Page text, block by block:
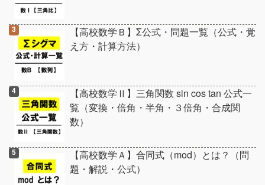
【高校数学Ｂ】Σ公式・問題一覧（公式・覚
え方・計算方法）
【高校数学Ⅱ】三角関数 sin cos tan 公式一
覧（変換・倍角・半角・３倍角・合成関
数）
【高校数学Ａ】合同式（mod）とは？（問
題・解説・公式）